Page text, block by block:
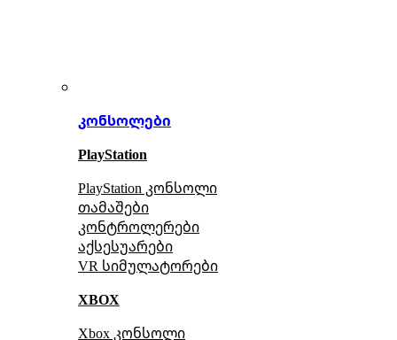
კონსოლები
PlayStation
PlayStation კონსოლი
თამაშები
კონტროლერები
აქსესუარები
VR სიმულატორები
XBOX
Xbox კონსოლი